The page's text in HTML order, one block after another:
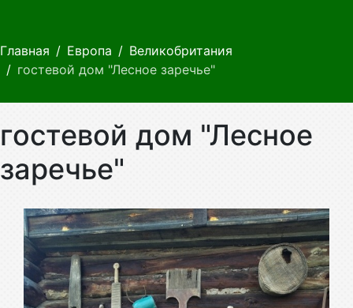
Главная Европа
Великобритания
гостевой дом "Лесное заречье"
гостевой дом "Лесное
заречье"